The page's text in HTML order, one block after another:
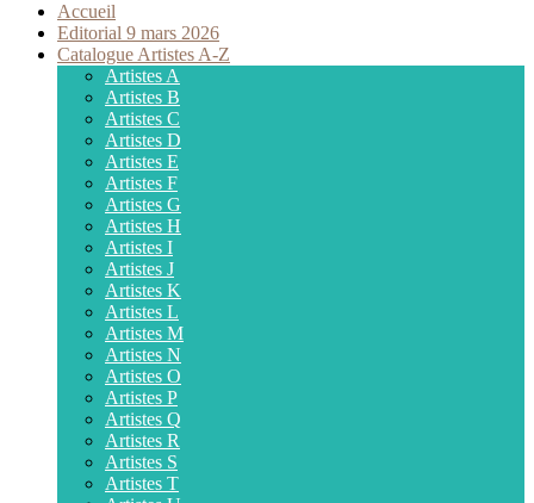
Accueil
Editorial 9 mars 2026
Catalogue Artistes A-Z
Artistes A
Artistes B
Artistes C
Artistes D
Artistes E
Artistes F
Artistes G
Artistes H
Artistes I
Artistes J
Artistes K
Artistes L
Artistes M
Artistes N
Artistes O
Artistes P
Artistes Q
Artistes R
Artistes S
Artistes T